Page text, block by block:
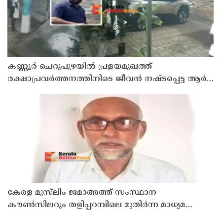
കണ്ണൂർ ചെറുപുഴയിൽ പ്രളയമുഖത്ത്
രക്ഷാപ്രവർത്തനത്തിനിടെ ജീവൻ നഷ്ടപ്പെട്ട ആർ.
കാണിച്ചതായി ആരോപണം
കേരള മുസ്‌ലിം ജമാഅത്ത് സംസ്ഥാന
കൗൺസിലറും തളിപ്പറമ്പിലെ മുതിർന്ന മാധ്യമ